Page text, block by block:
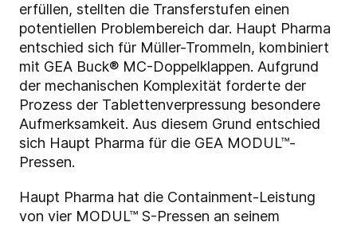
erfüllen, stellten die Transferstufen einen
potentiellen Problembereich dar. Haupt Pharma
entschied sich für Müller-Trommeln, kombiniert
mit GEA Buck® MC-Doppelklappen. Aufgrund
der mechanischen Komplexität forderte der
Prozess der Tablettenverpressung besondere
Aufmerksamkeit. Aus diesem Grund entschied
sich Haupt Pharma für die GEA MODUL™-
Pressen.
Haupt Pharma hat die Containment-Leistung
von vier MODUL™ S-Pressen an seinem